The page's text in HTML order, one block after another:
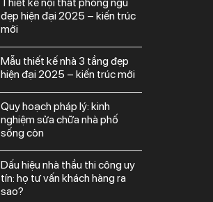
đẹp hiện đại 2025 – kiến trúc
mới
mẫu thiết kế nhà 3 tầng đẹp
hiện đại 2025 – kiến trúc mới
quy hoạch pháp lý: kinh
nghiệm sửa chữa nhà phố
sống còn
dấu hiệu nhà thầu thi công uy
tín: họ tư vấn khách hàng ra
sao?